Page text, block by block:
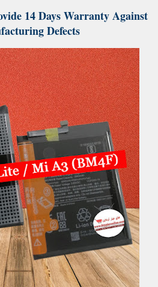
14 Days Warranty Against
Defects .